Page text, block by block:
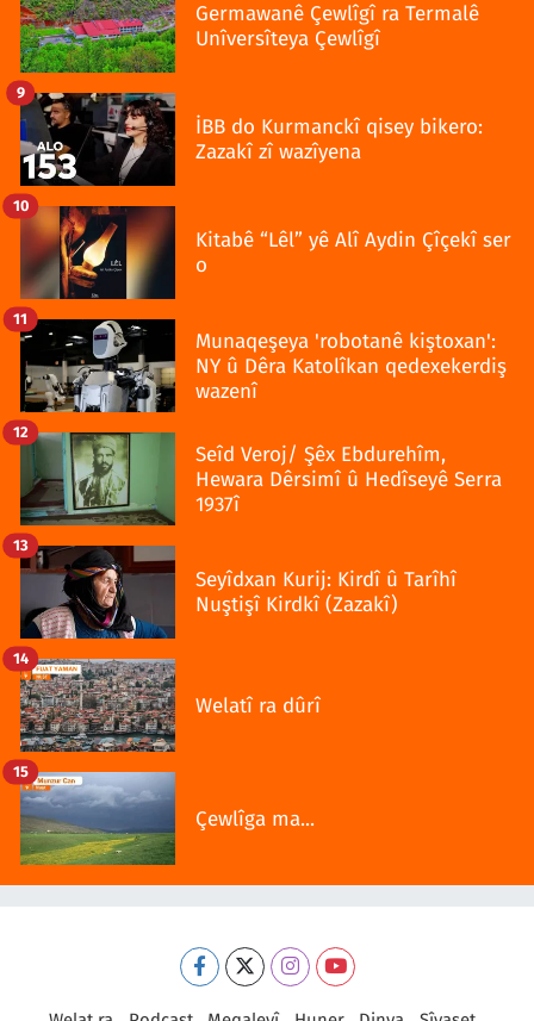
Germawanê Çewlîgî ra Termalê
Unîversîteya Çewlîgî
İBB do Kurmanckî qisey bikero:
Zazakî zî wazîyena
9
Kitabê “Lêl” yê Alî Aydin Çîçekî ser
o
10
Munaqeşeya 'robotanê kiştoxan':
NY û Dêra Katolîkan qedexekerdiş
wazenî
11
Seîd Veroj/ Şêx Ebdurehîm,
Hewara Dêrsimî û Hedîseyê Serra
1937î
12
Seyîdxan Kurij: Kirdî û Tarîhî
Nuştişî Kirdkî (Zazakî)
13
Welatî ra dûrî
14
Çewlîga ma...
15